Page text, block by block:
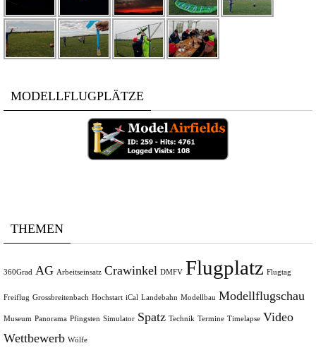
MODELLFLUGPLÄTZE
THEMEN
360Grad AG Arbeitseinsatz Crawinkel DMFV Flugplatz Flugtag
Freiflug Grossbreitenbach Hochstart iCal Landebahn Modellbau Modellflugschau
Museum Panorama Pfingsten Simulator Spatz Technik Termine Timelapse Video
Wettbewerb Wölfe